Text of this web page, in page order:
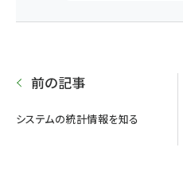
前の記事
システムの統計情報を知る